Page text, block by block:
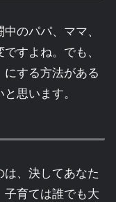
のパパ、ママ、
すよね。でも、
する方法がある
思います。
は、決してあなた
子育ては誰でも大